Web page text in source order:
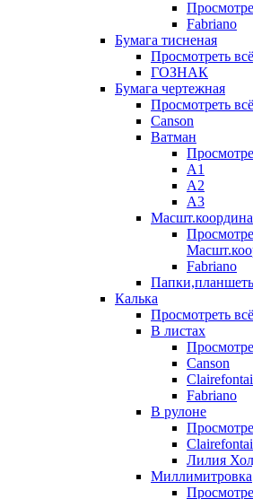
Fabriano
Бумага тисненая
Просмотреть
ГОЗНАК
Бумага чертежная
Просмотреть
Canson
Ватман
А1
А2
А3
Fabriano
Калька
Просмотреть
В листах
Canson
Fabriano
В рулоне
Лилия
Миллимитровка